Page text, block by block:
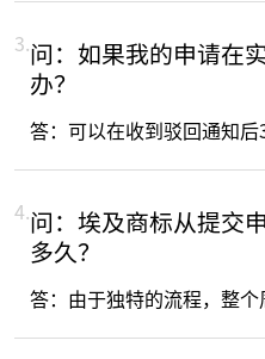
3.问：如果我的申请在
办？
答：可以在收到驳回通知后
4.问：埃及商标从提交
多久？
答：由于独特的流程，整个